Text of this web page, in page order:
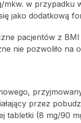
w przypadku
jako dodatkową
pacjentów z
nie pozwoliło na
przez
tabletki (8 mg/90